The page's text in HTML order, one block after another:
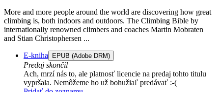
More and more people around the world are discovering how great
climbing is, both indoors and outdoors. The Climbing Bible by
internationally renowned climbers and coaches Martin Mobraten
and Stian Christophersen ...
E-kniha EPUB (Adobe DRM)
Predaj skončil
Ach, mrzí nás to, ale platnosť licencie na predaj tohto titulu
vypršala. Nemôžeme ho už bohužiaľ predávať :-(